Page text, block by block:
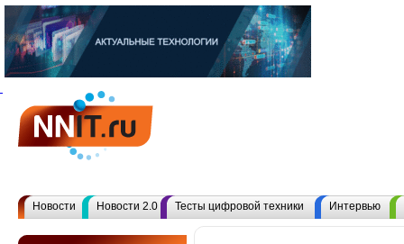
Новости Новости 2.0 Тесты цифровой техники Интервью